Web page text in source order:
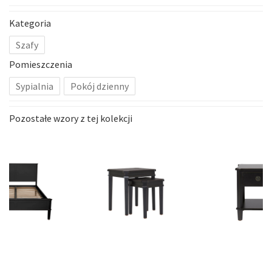
Kategoria
Szafy
Pomieszczenia
Sypialnia
Pokój dzienny
Pozostałe wzory z tej kolekcji